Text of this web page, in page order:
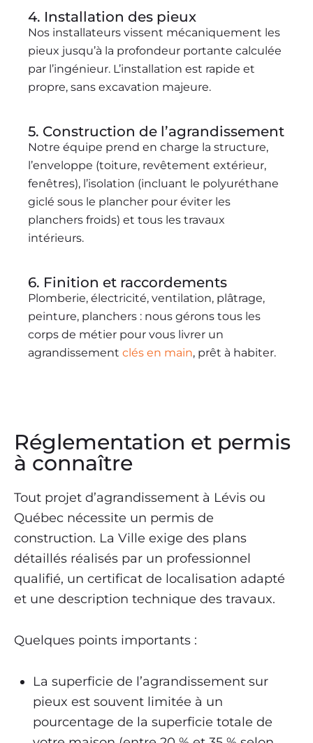
4. Installation des pieux
Nos installateurs vissent mécaniquement les
pieux jusqu’à la profondeur portante calculée
par l’ingénieur. L’installation est rapide et
propre, sans excavation majeure.
5. Construction de l’agrandissement
Notre équipe prend en charge la structure,
l’enveloppe (toiture, revêtement extérieur,
fenêtres), l’isolation (incluant le polyuréthane
giclé sous le plancher pour éviter les
planchers froids) et tous les travaux
intérieurs.
6. Finition et raccordements
Plomberie, électricité, ventilation, plâtrage,
peinture, planchers : nous gérons tous les
corps de métier pour vous livrer un
agrandissement clés en main, prêt à habiter.
Réglementation et permis
à connaître
Tout projet d’agrandissement à Lévis ou
Québec nécessite un permis de
construction. La Ville exige des plans
détaillés réalisés par un professionnel
qualifié, un certificat de localisation adapté
et une description technique des travaux.
Quelques points importants :
La superficie de l’agrandissement sur
pieux est souvent limitée à un
pourcentage de la superficie totale de